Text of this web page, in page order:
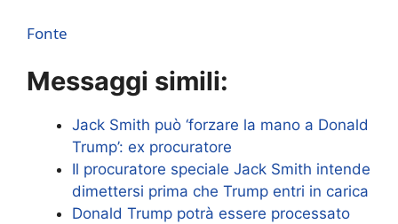
Fonte
Messaggi simili:
Jack Smith può ‘forzare la mano a Donald
Trump’: ex procuratore
Il procuratore speciale Jack Smith intende
dimettersi prima che Trump entri in carica
Donald Trump potrà essere processato